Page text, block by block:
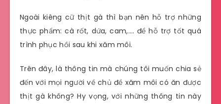
Ngoài kiêng cữ thịt gà thì bạn nên hỗ trợ những
thực phẩm: cà rốt, dứa, cam,…. để hỗ trợ tốt quá
trình phục hồi sau khi xăm môi.
Trên đây, là thông tin mà chúng tôi muốn chia sẻ
đến với mọi người về chủ đề xăm môi có ăn được
thịt gà không? Hy vọng, với những thông tin này